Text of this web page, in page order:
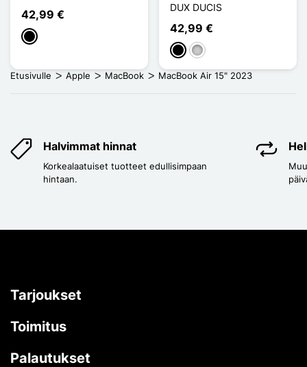
42,99 €
Musta
DUX DUCIS
42,99 €
MustaTransparent
Etusivulle Apple MacBook MacBook Air 15" 2023
Halvimmat hinnat
Korkealaatuiset tuotteet edullisimpaan
hintaan.
Tarjoukset
Toimitus
Palautukset